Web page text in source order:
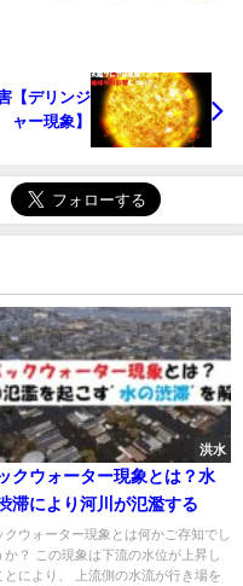
【デリンジ
ャー現象】
洪水
クウォーター現象とは？水
滞により河川が氾濫する
クウォーター現象とは何かご存知でし
か？ この現象は下流の水位が上昇し
とにより、 上流側の水流が行き場を